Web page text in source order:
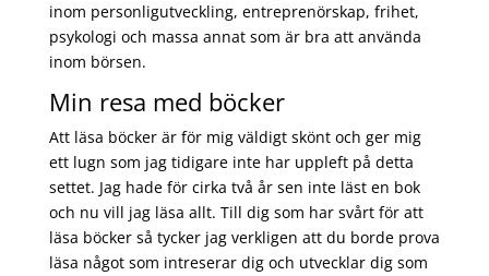
inom personligutveckling, entreprenörskap, frihet,
psykologi och massa annat som är bra att använda
inom börsen.
Min resa med böcker
Att läsa böcker är för mig väldigt skönt och ger mig
ett lugn som jag tidigare inte har uppleft på detta
settet. Jag hade för cirka två år sen inte läst en bok
och nu vill jag läsa allt. Till dig som har svårt för att
läsa böcker så tycker jag verkligen att du borde prova
läsa något som intreserar dig och utvecklar dig som